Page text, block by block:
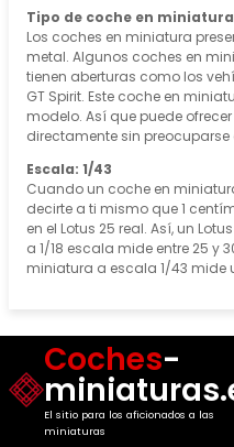
Tipo de coche en
Los coches en miniatura
metal. Algunos coches en
tienen aberturas como los
GT Spirit. Este coche en
modelo. Así que puede
directamente sin
Escala: 1/43
Cuando un coche en
decirte a ti mismo que 1
en el Lotus 25 real. Así, un
a 1/18 escala mide entre 25 y
miniatura a escala 1/43 mide
Coches-
El sitio para los aficionados a las
miniaturas